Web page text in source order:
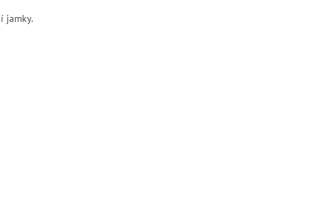
jamky.